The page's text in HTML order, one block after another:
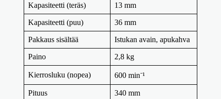
Kapasiteetti (teräs) 13 mm
Kapasiteetti (puu) 36 mm
Pakkaus sisältää Istukan avain, apukahva
Paino 2,8 kg
Kierrosluku (nopea) 600 min⁻¹
Pituus 340 mm